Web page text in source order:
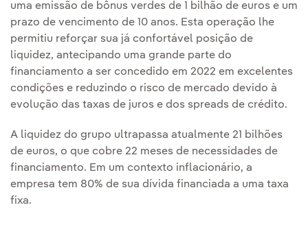
uma emissão de bônus verdes de 1 bilhão de euros e um
prazo de vencimento de 10 anos. Esta operação lhe
permitiu reforçar sua já confortável posição de
liquidez, antecipando uma grande parte do
financiamento a ser concedido em 2022 em excelentes
condições e reduzindo o risco de mercado devido à
evolução das taxas de juros e dos spreads de crédito.
A liquidez do grupo ultrapassa atualmente 21 bilhões
de euros, o que cobre 22 meses de necessidades de
financiamento. Em um contexto inflacionário, a
empresa tem 80% de sua dívida financiada a uma taxa
fixa.